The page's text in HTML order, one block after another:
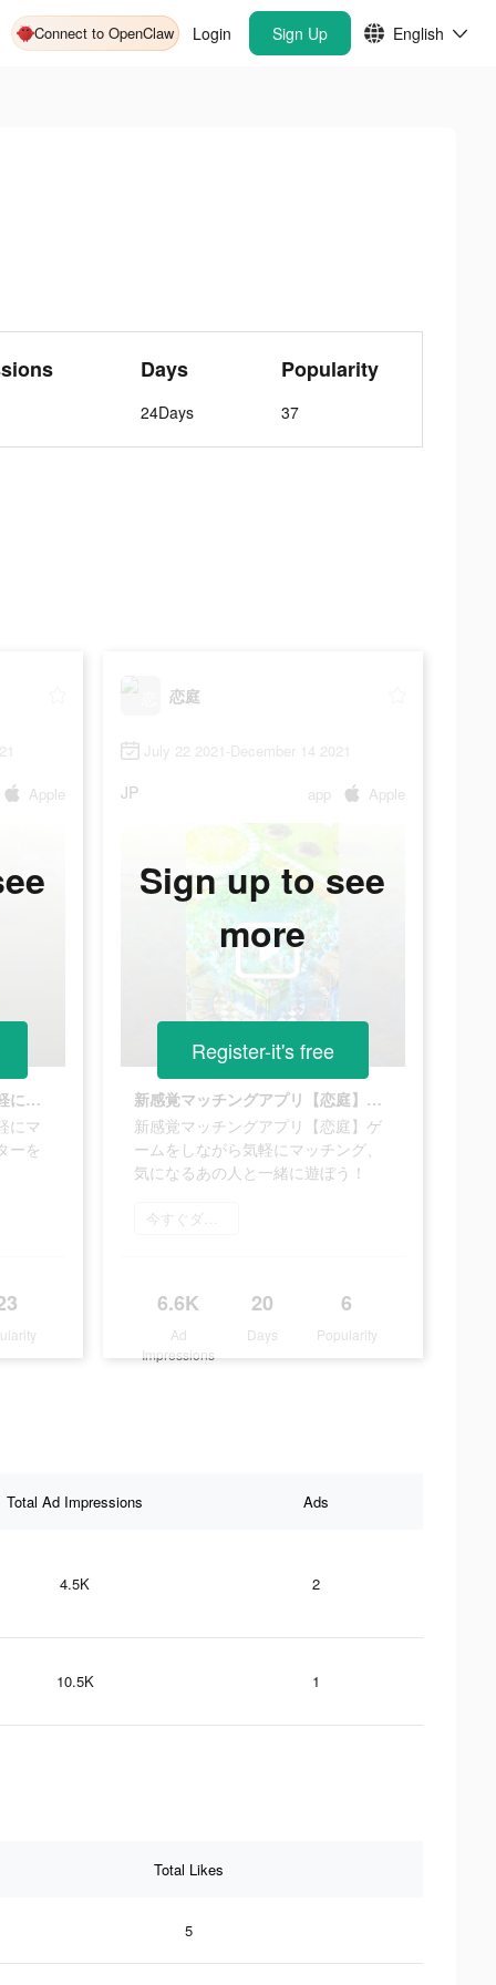
Connect to OpenClaw Login Sign Up English
Days
24Days
Popularity
37
Apple
【恋庭】ゲームをしながら気軽にマッチング！？自分だけのアバターを着飾り、モテ庭を造ろう！
にマ
ーを
恋庭
July 22 2021-December 14 2021
JP app Apple
新感覚マッチングアプリ【恋庭】ゲームをしながら気軽にマッチング、気になるあの人と一緒に遊ぼう！
新感覚マッチングアプリ【恋庭】ゲ
ームをしながら気軽にマッチング、
気になるあの人と一緒に遊ぼう！
今すぐダウンロード
6.6K
Ad
Impressions
20
Days
6
Popularity
Sign up to see
more
Register-it's free
Total Ad Impressions Ads
4.5K 2
10.5K 1
Total Likes
5